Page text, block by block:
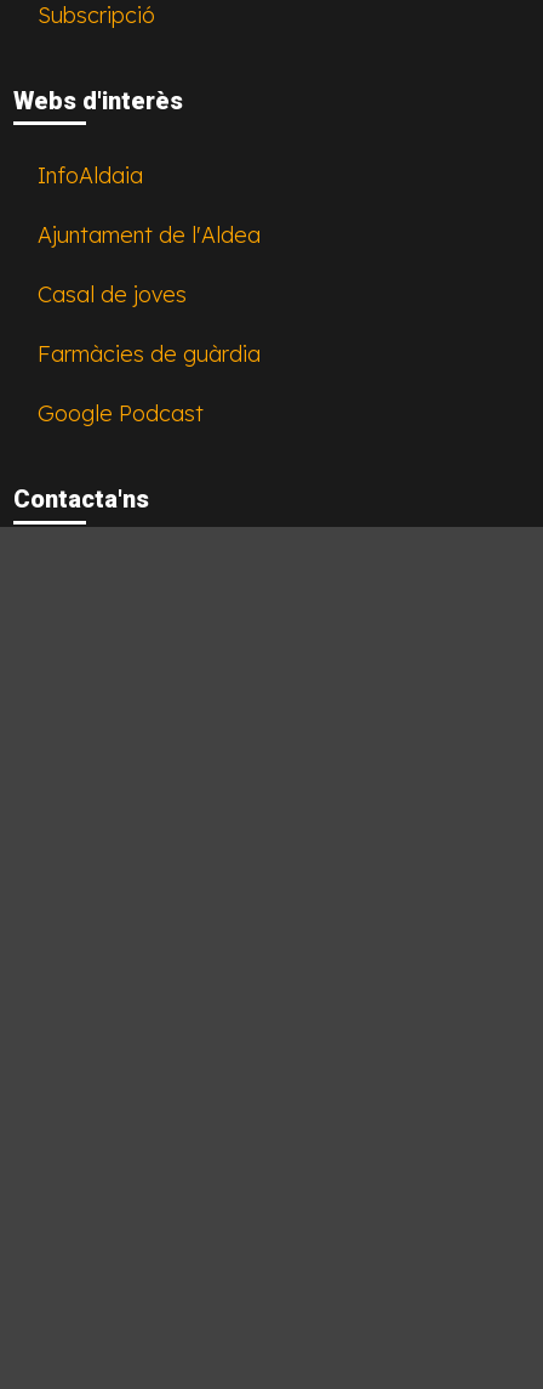
Subscripció
Webs d'interès
InfoAldaia
Ajuntament de l'Aldea
Casal de joves
Farmàcies de guàrdia
Google Podcast
Contacta'ns